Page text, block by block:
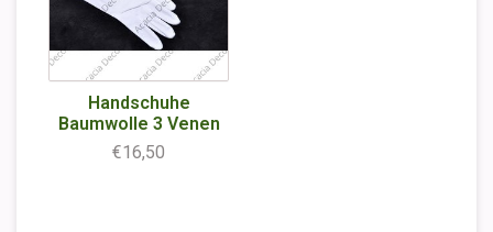
Handschuhe
Baumwolle 3 Venen
€16,50